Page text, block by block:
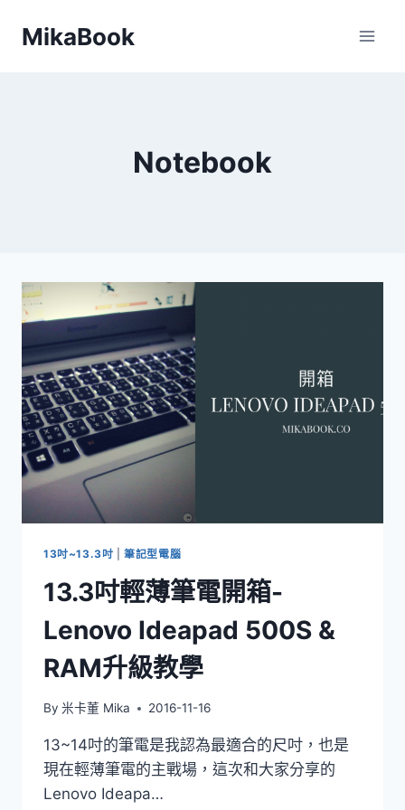
MikaBook
Notebook
13吋~13.3吋 |筆記型電腦
13.3吋輕薄筆電開箱-
Lenovo Ideapad 500S &
RAM升級教學
By 米卡董 Mika 2016-11-16
13~14吋的筆電是我認為最適合的尺吋，也是
現在輕薄筆電的主戰場，這次和大家分享的
Lenovo Ideapa…